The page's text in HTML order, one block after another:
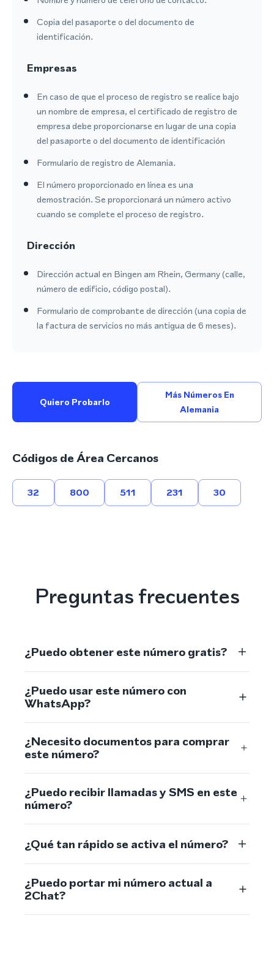
Copia del pasaporte o del documento de
identificación.
Empresas
En caso de que el proceso de registro se realice bajo
un nombre de empresa, el certificado de registro de
empresa debe proporcionarse en lugar de una copia
del pasaporte o del documento de identificación
Formulario de registro de Alemania.
El número proporcionado en línea es una
demostración. Se proporcionará un número activo
cuando se complete el proceso de registro.
Dirección
Dirección actual en Bingen am Rhein, Germany (calle,
número de edificio, código postal).
Formulario de comprobante de dirección (una copia de
la factura de servicios no más antigua de 6 meses).
Quiero Probarlo
Más Números En
Alemania
Códigos de Área Cercanos
32 800 511 231 30
Preguntas frecuentes
¿Puedo obtener este número gratis?
¿Puedo usar este número con
WhatsApp?
¿Necesito documentos para comprar
este número?
¿Puedo recibir llamadas y SMS en este
número?
¿Qué tan rápido se activa el número?
¿Puedo portar mi número actual a
2Chat?